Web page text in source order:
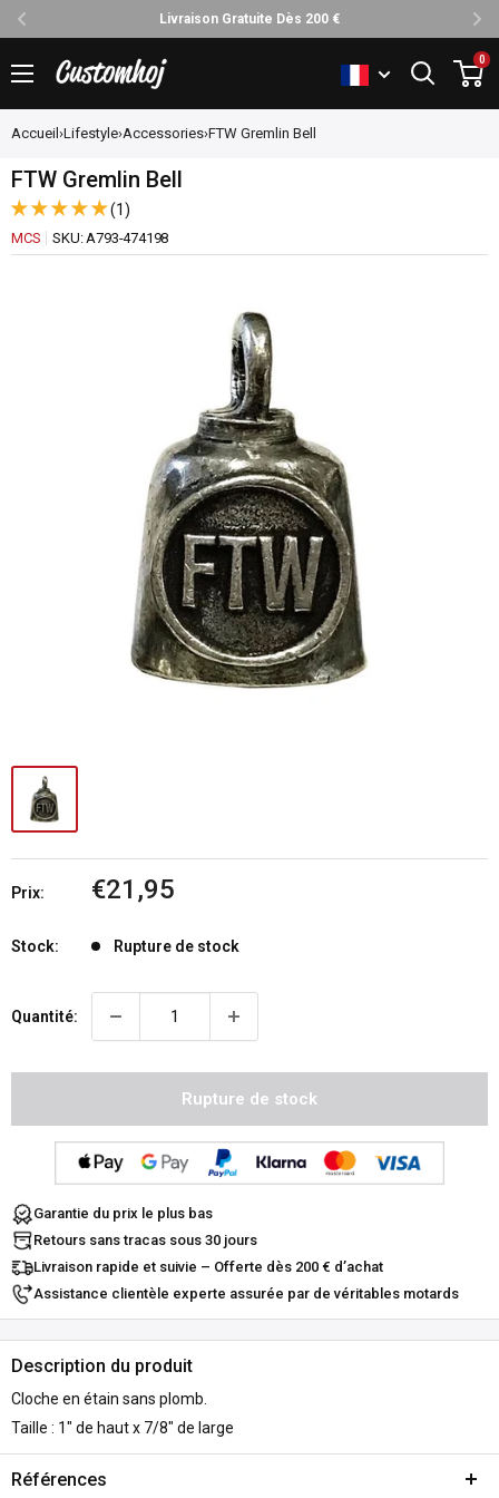
Livraison Gratuite Dès 200 €
au
contenu
Customhoj
0
Accueil ›Lifestyle›Accessories›FTW Gremlin Bell
FTW Gremlin Bell
(1)
MCS SKU: A793-474198
Prix:
Prix
€21,95
Stock: Rupture de stock
Quantité:
Rupture de stock
Garantie du prix le plus bas
Retours sans tracas sous 30 jours
Livraison rapide et suivie – Offerte dès 200 € d’achat
Assistance clientèle experte assurée par de véritables motards
Description du produit
Cloche en étain sans plomb.
Taille : 1" de haut x 7/8" de large
Références